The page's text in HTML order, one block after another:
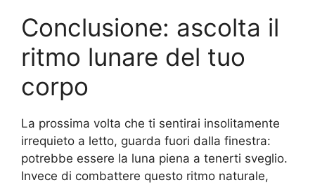
Conclusione: ascolta il
ritmo lunare del tuo
corpo
La prossima volta che ti sentirai insolitamente
irrequieto a letto, guarda fuori dalla finestra:
potrebbe essere la luna piena a tenerti sveglio.
Invece di combattere questo ritmo naturale,